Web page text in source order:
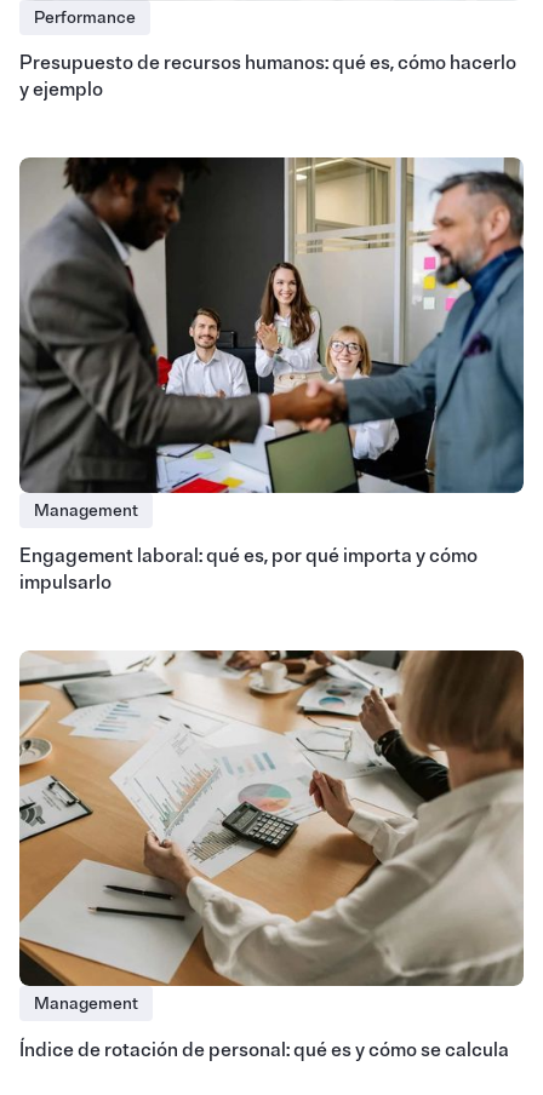
Performance
Presupuesto de recursos humanos: qué es, cómo hacerlo
y ejemplo
Management
Engagement laboral: qué es, por qué importa y cómo
impulsarlo
Management
Índice de rotación de personal: qué es y cómo se calcula